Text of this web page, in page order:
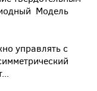
Модель
управлять с